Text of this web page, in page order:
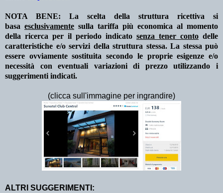
NOTA BENE: La scelta della struttura ricettiva si
basa esclusivamente sulla tariffa più economica al momento
della ricerca per il periodo indicato senza tener conto delle
caratteristiche e/o servizi della struttura stessa. La stessa può
essere ovviamente sostituita secondo le proprie esigenze e/o
necessità con eventuali variazioni di prezzo utilizzando i
suggerimenti indicati.
(clicca sull'immagine per ingrandire)
ALTRI SUGGERIMENTI: